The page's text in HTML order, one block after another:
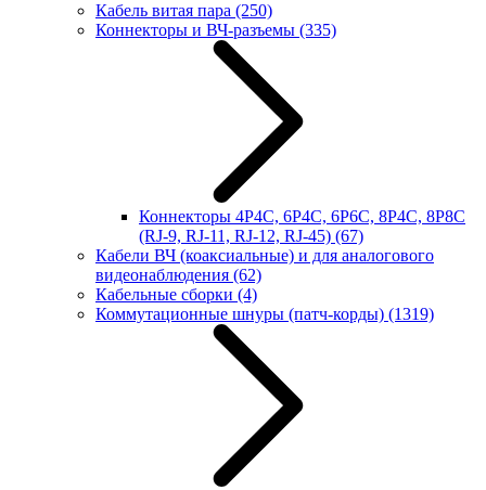
Кабель витая пара (250)
Коннекторы и ВЧ-разъемы (335)
Коннекторы 4P4C, 6P4C, 6P6C, 8P4C, 8P8C
(RJ-9, RJ-11, RJ-12, RJ-45) (67)
Кабели ВЧ (коаксиальные) и для аналогового
видеонаблюдения (62)
Кабельные сборки (4)
Коммутационные шнуры (патч-корды) (1319)